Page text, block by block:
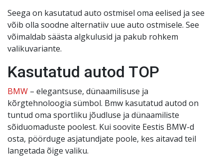
Seega on kasutatud auto ostmisel oma eelised ja see
võib olla soodne alternatiiv uue auto ostmisele. See
võimaldab säästa algkulusid ja pakub rohkem
valikuvariante.
Kasutatud autod TOP
BMW – elegantsuse, dünaamilisuse ja
kõrgtehnoloogia sümbol. Bmw kasutatud autod on
tuntud oma sportliku jõudluse ja dünaamiliste
sõiduomaduste poolest. Kui soovite Eestis BMW-d
osta, pöörduge asjatundjate poole, kes aitavad teil
langetada õige valiku.